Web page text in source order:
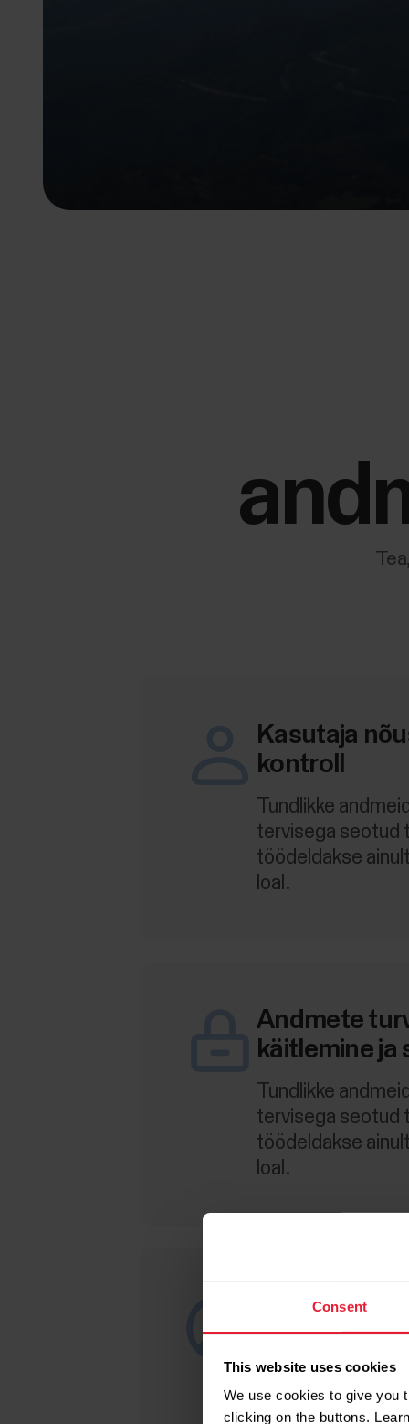
Consent
This website uses cookies
We use cookies to give you
clicking on the buttons.
Kasutaja
kontroll
Tundlikke
tervisega seotud
töödeldakse
loal.
Andmete
käitlemine ja
Tundlikke
tervisega seotud
töödeldakse
loal.
Ei mingit
müümist ega
Sinu isikuandmeid
ja neid ei